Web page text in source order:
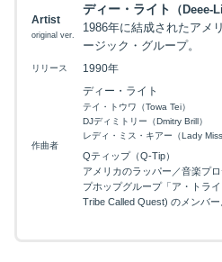
Artist
original ver.
ディー・ライト
（Deee-
1986年に結成されたアメ
ージック・グループ。
リリース 1990年
作曲者
ディー・ライト
テイ・トウワ（Towa Tei）
DJディミトリー（Dmitry Brill）
レディ・ミス・キアー（Lady Miss
Qティップ（Q-Tip）
アメリカのラッパー／音楽プ
プホップグループ「ア・トラ
Tribe Called Quest) のメンバー